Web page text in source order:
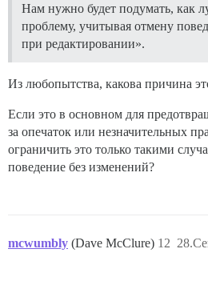
Нам нужно будет подумать, как
проблему, учитывая отмену
при редактировании».
Из любопытства, какова причина
Если это в основном для
за опечаток или незначительных
ограничить это только такими
поведение без изменений?
mcwumbly (Dave McClure) 12